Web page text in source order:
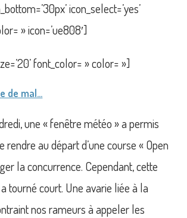
icon_select=’yes’
» icon=’ue808′]
font_color= » color= »]
de mal…
une « fenêtre météo » a permis
rendre au départ d’une course « Open
la concurrence. Cependant, cette
tourné court. Une avarie liée à la
nos rameurs à appeler les